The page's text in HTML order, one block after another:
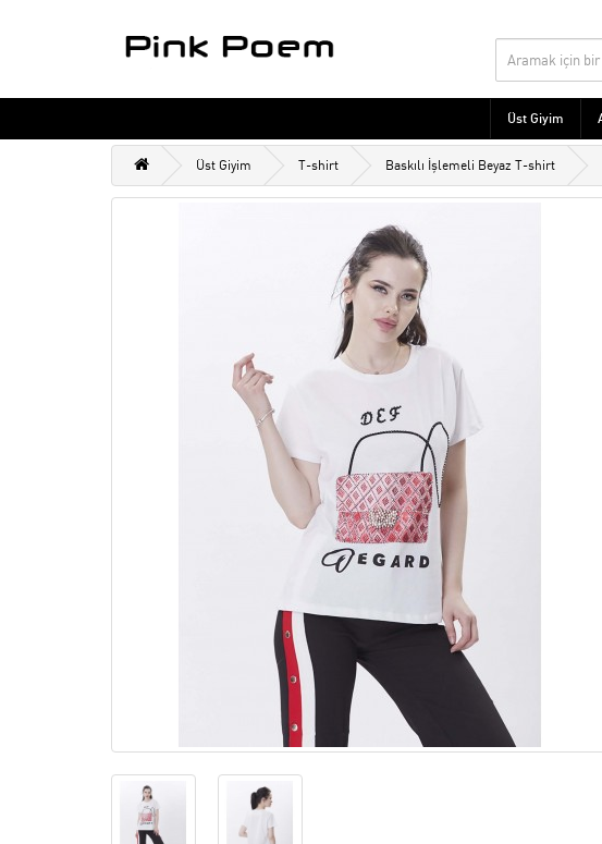
Üst Giyim
Üst Giyim T-shirt Baskılı İşlemeli Beyaz T-shirt